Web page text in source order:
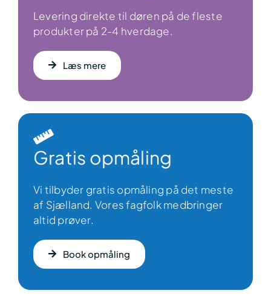
Levering direkte til døren på de fleste
produkter på 2-4 hverdage.
Læs mere
Gratis opmåling
Vi tilbyder gratis opmåling på det meste
af Sjælland. Vores fagfolk medbringer
altid prøver.
Book opmåling